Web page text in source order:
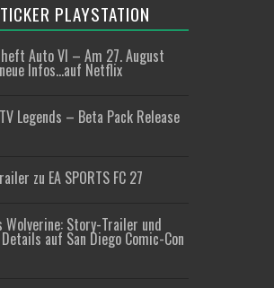
PLAYSTATION
Auto VI – Am 27. August
Infos…auf Netflix
Legends – Beta Pack Release
zu EA SPORTS FC 27
Wolverine: Story-Trailer und
auf San Diego Comic-Con